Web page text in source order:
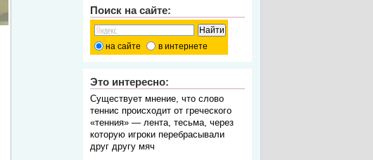
Поиск на сайте:
на сайте в интернете
Это интересно:
Существует мнение, что слово
теннис происходит от греческого
«тенния» ― лента, тесьма, через
которую игроки перебрасывали
друг другу мяч